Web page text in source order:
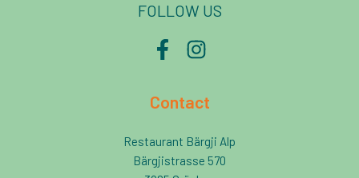
FOLLOW US
FacebookInstagram
Contact
Restaurant Bärgji Alp
Bärgjistrasse 570